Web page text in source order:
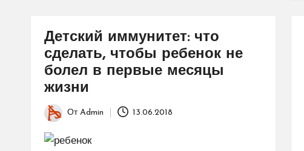
Детский иммунитет: что
сделать, чтобы ребенок не
болел в первые месяцы
жизни
Запись
от
От Admin 13.06.2018